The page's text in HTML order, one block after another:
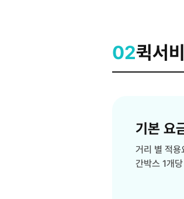
02퀵서
기본 요
거리 별 적용
간박스 1개